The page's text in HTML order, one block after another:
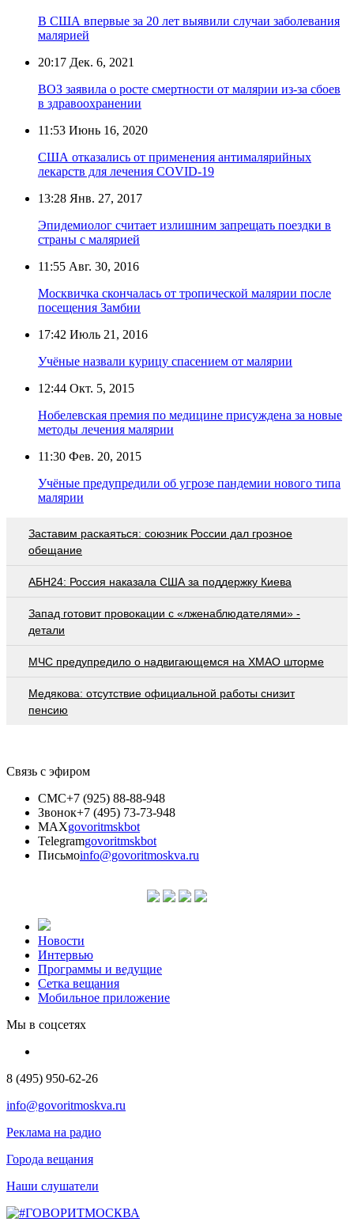
В США впервые за 20 лет выявили случаи заболевания
малярией
20:17 Дек. 6, 2021
ВОЗ заявила о росте смертности от малярии из-за сбоев
в здравоохранении
11:53 Июнь 16, 2020
США отказались от применения антималярийных
лекарств для лечения COVID-19
13:28 Янв. 27, 2017
Эпидемиолог считает излишним запрещать поездки в
страны с малярией
11:55 Авг. 30, 2016
Москвичка скончалась от тропической малярии после
посещения Замбии
17:42 Июль 21, 2016
Учёные назвали курицу спасением от малярии
12:44 Окт. 5, 2015
Нобелевская премия по медицине присуждена за новые
методы лечения малярии
11:30 Фев. 20, 2015
Учёные предупредили об угрозе пандемии нового типа
малярии
Заставим раскаяться: союзник России дал грозное
обещание
АБН24: Россия наказала США за поддержку Киева
Запад готовит провокации с «лженаблюдателями» -
детали
МЧС предупредило о надвигающемся на ХМАО шторме
Медякова: отсутствие официальной работы снизит
пенсию
Связь с эфиром
СМС+7 (925) 88-88-948
Звонок+7 (495) 73-73-948
MAXgovoritmskbot
Telegramgovoritmskbot
Письмоinfo@govoritmoskva.ru
Новости
Интервью
Программы и ведущие
Сетка вещания
Мобильное приложение
Мы в соцсетях
8 (495) 950-62-26
info@govoritmoskva.ru
Реклама на радио
Города вещания
Наши слушатели